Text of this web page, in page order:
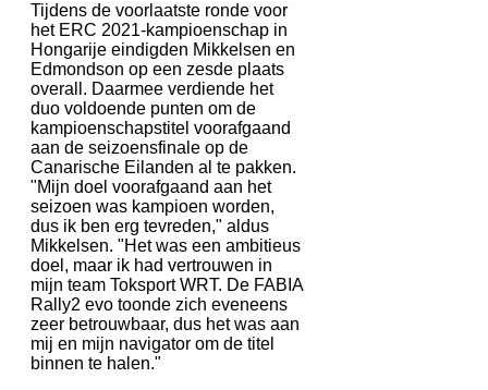
Tijdens de voorlaatste ronde voor
het ERC 2021-kampioenschap in
Hongarije eindigden Mikkelsen en
Edmondson op een zesde plaats
overall. Daarmee verdiende het
duo voldoende punten om de
kampioenschapstitel voorafgaand
aan de seizoensfinale op de
Canarische Eilanden al te pakken.
"Mijn doel voorafgaand aan het
seizoen was kampioen worden,
dus ik ben erg tevreden," aldus
Mikkelsen. "Het was een ambitieus
doel, maar ik had vertrouwen in
mijn team Toksport WRT. De FABIA
Rally2 evo toonde zich eveneens
zeer betrouwbaar, dus het was aan
mij en mijn navigator om de titel
binnen te halen."